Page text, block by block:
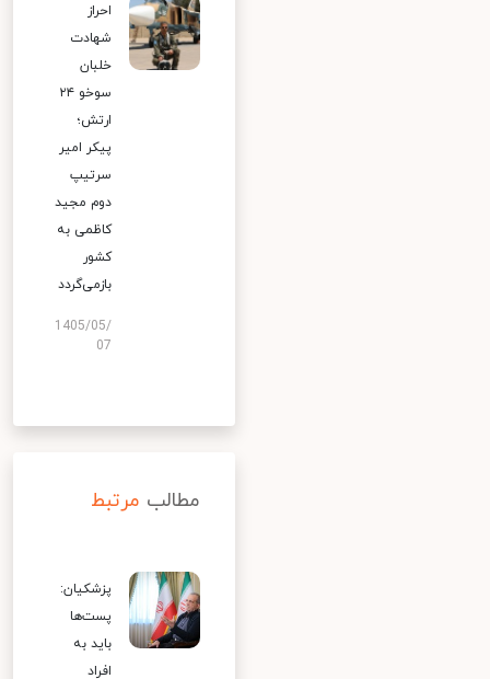
احراز
شهادت
خلبان
سوخو ۲۴
ارتش؛
پیکر امیر
سرتیپ
دوم مجید
کاظمی به
کشور
بازمی‌گردد
1405/05/
07
مطالب مرتبط
پزشکیان:
پست‌ها
باید به
افراد